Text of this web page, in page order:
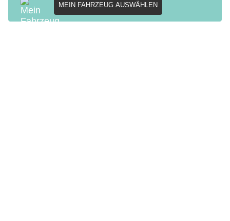
MEIN FAHRZEUG AUSWÄHLEN